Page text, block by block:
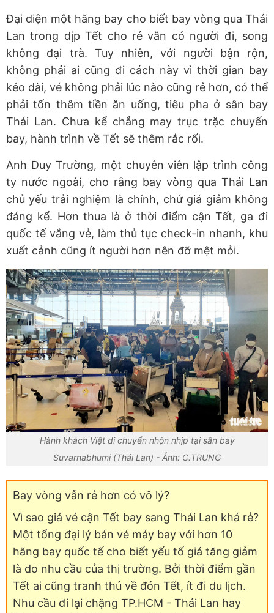
Đại diện một hãng bay cho biết bay vòng qua Thái
Lan trong dịp Tết cho rẻ vẫn có người đi, song
không đại trà. Tuy nhiên, với người bận rộn,
không phải ai cũng đi cách này vì thời gian bay
kéo dài, vé không phải lúc nào cũng rẻ hơn, có thể
phải tốn thêm tiền ăn uống, tiêu pha ở sân bay
Thái Lan. Chưa kể chẳng may trục trặc chuyến
bay, hành trình về Tết sẽ thêm rắc rối.
Anh Duy Trường, một chuyên viên lập trình công
ty nước ngoài, cho rằng bay vòng qua Thái Lan
chủ yếu trải nghiệm là chính, chứ giá giảm không
đáng kể. Hơn thua là ở thời điểm cận Tết, ga đi
quốc tế vắng vẻ, làm thủ tục check-in nhanh, khu
xuất cảnh cũng ít người hơn nên đỡ mệt mỏi.
Hành khách Việt di chuyển nhộn nhịp tại sân bay
Suvarnabhumi (Thái Lan) - Ảnh: C.TRUNG
Bay vòng vẫn rẻ hơn có vô lý?
Vì sao giá vé cận Tết bay sang Thái Lan khá rẻ?
Một tổng đại lý bán vé máy bay với hơn 10
hãng bay quốc tế cho biết yếu tố giá tăng giảm
là do nhu cầu của thị trường. Bởi thời điểm gần
Tết ai cũng tranh thủ về đón Tết, ít đi du lịch.
Nhu cầu đi lại chặng TP.HCM - Thái Lan hay